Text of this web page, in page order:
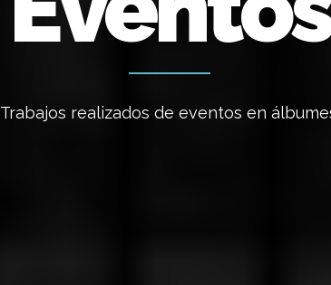
Trabajos realizados de eventos en